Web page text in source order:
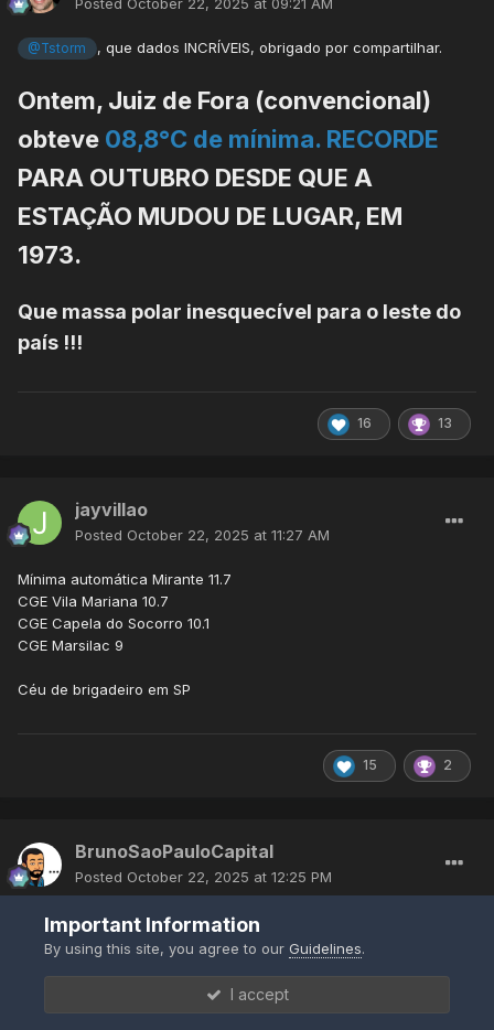
Posted October 22, 2025 at 09:21 AM
@Tstorm , que dados INCRÍVEIS, obrigado por compartilhar.
Ontem, Juiz de Fora (convencional)
obteve 08,8°C de mínima. RECORDE
PARA OUTUBRO DESDE QUE A
ESTAÇÃO MUDOU DE LUGAR, EM
1973.
Que massa polar inesquecível para o leste do
país !!!
16 13
jayvillao
Posted October 22, 2025 at 11:27 AM
Mínima automática Mirante 11.7
CGE Vila Mariana 10.7
CGE Capela do Socorro 10.1
CGE Marsilac 9
Céu de brigadeiro em SP
15 2
BrunoSaoPauloCapital
Posted October 22, 2025 at 12:25 PM
Aqui em São Paulo capital, estamos com um dia ensolarado e
relativamente frio. Parece um dia de agosto, com muito sol, mas
potencial de máxima do dia nos 23 ºC ou 24 ºC. Tarde será
extremamente confortável na sombra. Perfeita para um passeio
Important Information
By using this site, you agree to ourGuidelines.
I accept